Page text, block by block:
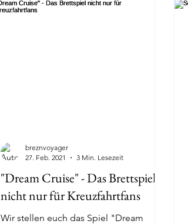
"Dream Cruise" - Das Brettspiel
nicht nur für Kreuzfahrtfans
Wir stellen euch das Spiel "Dream
breznvoyager
27. Feb. 2021
3 Min. Lesezeit